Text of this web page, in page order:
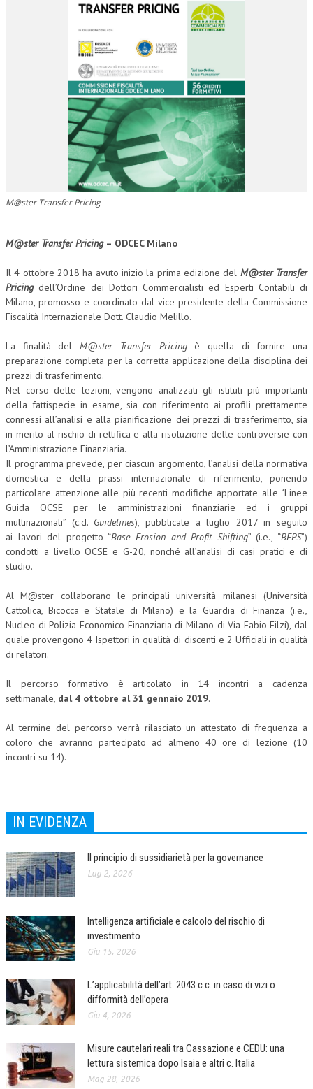
ARCHIVIO CORSI 2015
DIVENTA SOCIO
BROCHURE CE.S.E.D.
LA RIVISTA
COMITATO SCIENTIFICO
COMITATO EDITORIALE
CODICE ETICO
AUTORI
ECONOMIA
CORPORATE SOCIAL RESPONSIBILITY
ECONOMIA DELL’ARTE
HUMAN RESOURCES
RISORSE UMANE
MARKETING
TREASURY IN FINANCIAL SERVICES
SVILUPPO SOSTENIBILE
PERSONA E CITTÀ
L’UMANISTA
DIRITTO PENALE D’IMPRESA
DIRITTO DEL LAVORO
DIRITTO DEL WEB
SICUREZZA SUL LAVORO
FISCO
DIRITTO TRIBUTARIO
TAX RISK MANAGEMENT
CRIMINOLOGIA TRIBUTARIA
CFC E PARADISI FISCALI
TRANSFER PRICING
AMMINISTRATIVA
M@ster Transfer Pricing
M@ster Transfer Pricing– ODCEC Milano
Il 4 ottobre 2018 ha avuto inizio la prima edizione del M@ster Transfer
Pricingdell’Ordine dei Dottori Commercialisti ed Esperti Contabili di
Milano, promosso e coordinato dal vice-presidente della Commissione
Fiscalità Internazionale Dott. Claudio Melillo.
La finalità del M@ster Transfer Pricingè quella di fornire una
preparazione completa per la corretta applicazione della disciplina dei
prezzi di trasferimento.
Nel corso delle lezioni, vengono analizzati gli istituti più importanti
della fattispecie in esame, sia con riferimento ai profili prettamente
connessi all’analisi e alla pianificazione dei prezzi di trasferimento, sia
in merito al rischio di rettifica e alla risoluzione delle controversie con
l’Amministrazione Finanziaria.
Il programma prevede, per ciascun argomento, l’analisi della normativa
domestica e della prassi internazionale di riferimento, ponendo
particolare attenzione alle più recenti modifiche apportate alle “Linee
Guida OCSE per le amministrazioni finanziarie ed i gruppi
multinazionali” (c.d. Guidelines), pubblicate a luglio 2017 in seguito
ai lavori del progetto “Base Erosion and Profit Shifting” (i.e., “BEPS”)
condotti a livello OCSE e G-20, nonché all’analisi di casi pratici e di
studio.
Al M@ster collaborano le principali università milanesi (Università
Cattolica, Bicocca e Statale di Milano) e la Guardia di Finanza (i.e.,
Nucleo di Polizia Economico-Finanziaria di Milano di Via Fabio Filzi), dal
quale provengono 4 Ispettori in qualità di discenti e 2 Ufficiali in qualità
di relatori.
Il percorso formativo è articolato in 14 incontri a cadenza
settimanale, dal 4 ottobre al 31 gennaio 2019.
Al termine del percorso verrà rilasciato un attestato di frequenza a
coloro che avranno partecipato ad almeno 40 ore di lezione (10
incontri su 14).
IN EVIDENZA
Il principio di sussidiarietà per la governance
Lug 2, 2026
Intelligenza artificiale e calcolo del rischio di
investimento
Giu 15, 2026
L’applicabilità dell’art. 2043 c.c. in caso di vizi o
difformità dell’opera
Giu 4, 2026
Misure cautelari reali tra Cassazione e CEDU: una
lettura sistemica dopo Isaia e altri c. Italia
Mag 28, 2026